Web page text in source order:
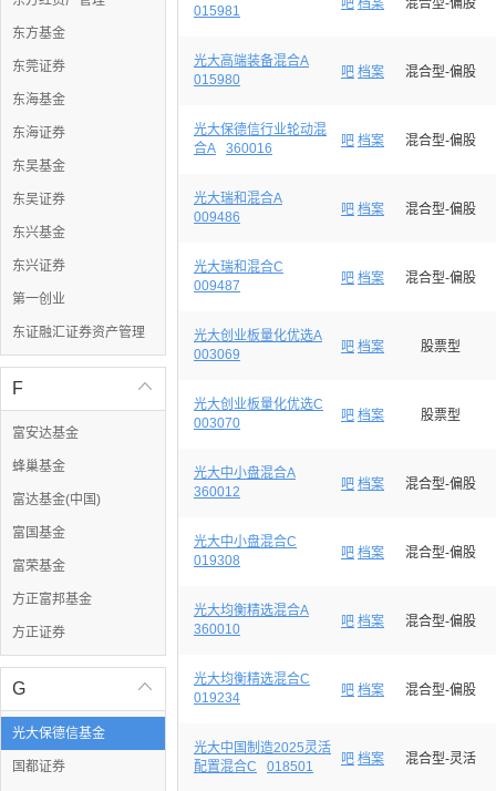
东方基金
东莞证券
东海基金
东海证券
东吴基金
东吴证券
东兴基金
东兴证券
第一创业
东证融汇证券资产管理

F
富安达基金
蜂巢基金
富达基金(中国)
富国基金
富荣基金
方正富邦基金
方正证券

G
光大保德信基金
国都证券
015981
吧 档案 混合型-偏股
光大高端装备混合A
015980
吧 档案 混合型-偏股
光大保德信行业轮动混
合A
360016 吧 档案 混合型-偏股
光大瑞和混合A
009486
吧 档案 混合型-偏股
光大瑞和混合C
009487
吧 档案 混合型-偏股
光大创业板量化优选A
003069
吧 档案 股票型
光大创业板量化优选C
003070
吧 档案 股票型
光大中小盘混合A
360012
吧 档案 混合型-偏股
光大中小盘混合C
019308
吧 档案 混合型-偏股
光大均衡精选混合A
360010
吧 档案 混合型-偏股
光大均衡精选混合C
019234
吧 档案 混合型-偏股
光大中国制造2025灵活
配置混合C
018501 吧 档案 混合型-灵活